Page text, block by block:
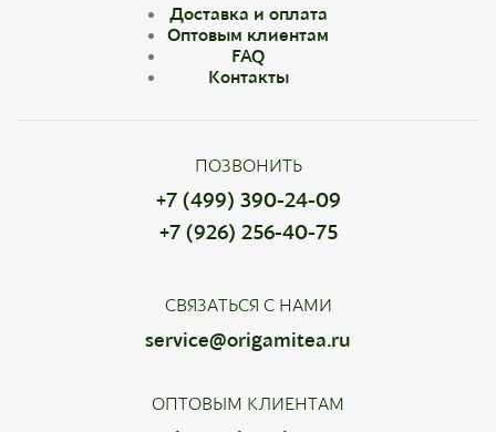
Доставка и оплата
Оптовым клиентам
FAQ
Контакты
ПОЗВОНИТЬ
+7 (499) 390-24-09
+7 (926) 256-40-75
СВЯЗАТЬСЯ С НАМИ
service@origamitea.ru
ОПТОВЫМ КЛИЕНТАМ